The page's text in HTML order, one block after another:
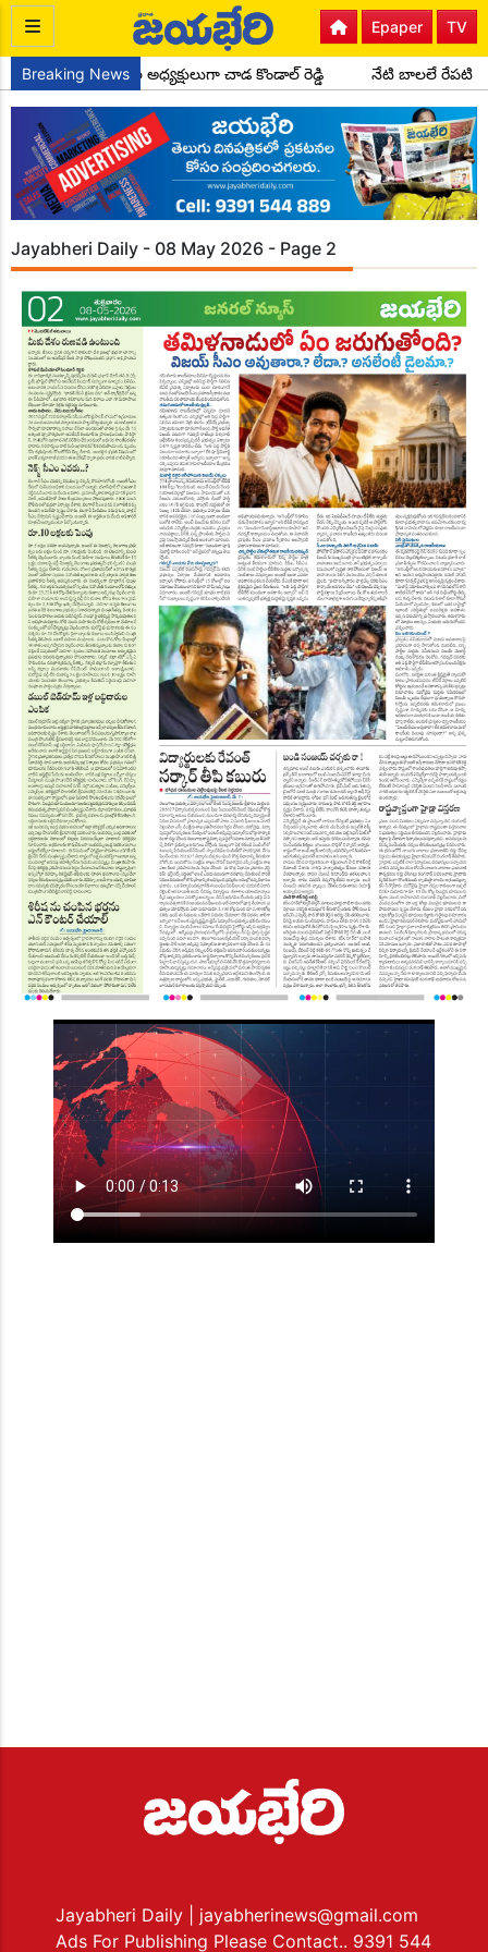
TV
Epaper
Breaking News
పార్టీ సైదాపూర్ మండల అధ్యక్షులుగా చాడ కొండాల్ రెడ్డి నేటి బాలలే రేపటి
Jayabheri Daily - 08 May 2026 - Page 2
Jayabheri Daily
| jayabherinews@gmail.com
Ads For Publishing Please Contact.. 9391 544